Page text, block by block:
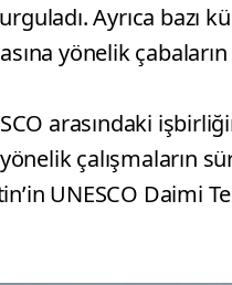
Ayrıca bazı
yönelik
arasındaki
çalışmaların
UNESCO Daimi